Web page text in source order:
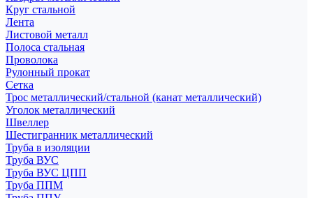
Круг стальной
Лента
Листовой металл
Полоса стальная
Проволока
Рулонный прокат
Сетка
Трос металлический/стальной (канат металлический)
Уголок металлический
Швеллер
Шестигранник металлический
Труба в изоляции
Труба ВУС
Труба ВУС ЦПП
Труба ППМ